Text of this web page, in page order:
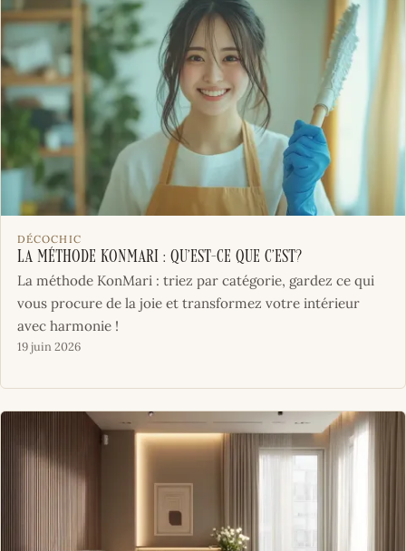
DÉCOCHIC
La méthode KonMari : Qu’est-ce que c’est?
La méthode KonMari : triez par catégorie, gardez ce qui
vous procure de la joie et transformez votre intérieur
avec harmonie !
19 juin 2026